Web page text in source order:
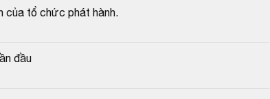
của tổ chức phát hành.
đầu